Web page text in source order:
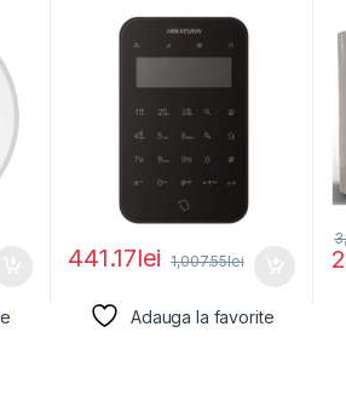
way Tri-X
441.17lei 1,007.55lei
Adauga la favorite